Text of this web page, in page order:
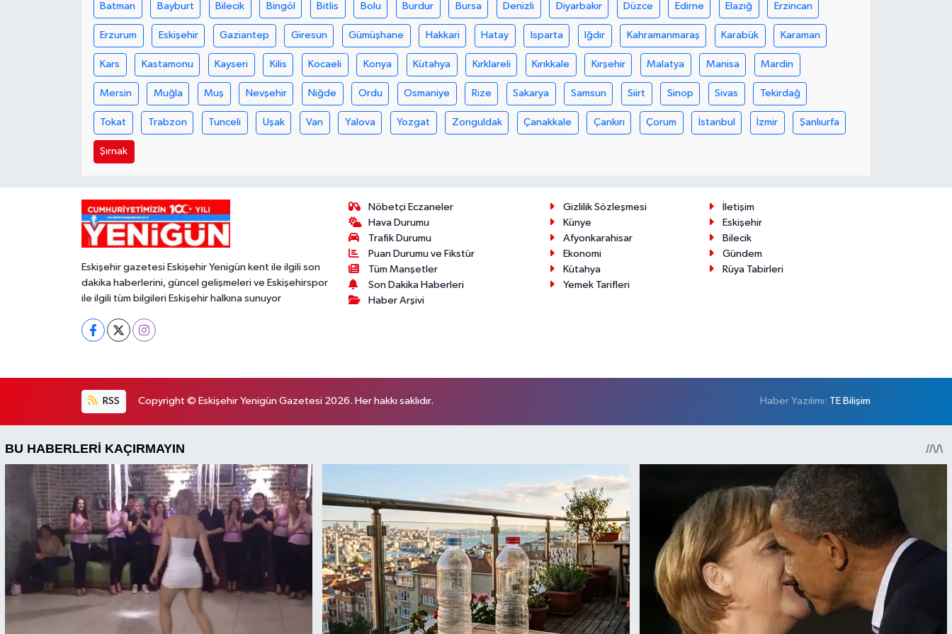
Batman Bayburt Bilecik Bingöl Bitlis Bolu Burdur Bursa Denizli Diyarbakır Düzce Edirne Elazığ Erzincan
Erzurum Eskişehir Gaziantep Giresun Gümüşhane Hakkari Hatay Isparta Iğdır Kahramanmaraş Karabük Karaman
Kars Kastamonu Kayseri Kilis Kocaeli Konya Kütahya Kırklareli Kırıkkale Kırşehir Malatya Manisa Mardin
Mersin Muğla Muş Nevşehir Niğde Ordu Osmaniye Rize Sakarya Samsun Siirt Sinop Sivas Tekirdağ
Tokat Trabzon Tunceli Uşak Van Yalova Yozgat Zonguldak Çanakkale Çankırı Çorum İstanbul İzmir Şanlıurfa
Şırnak
Eskişehir gazetesi Eskişehir Yenigün kent ile ilgili son
dakika haberlerini, güncel gelişmeleri ve Eskişehirspor
ile ilgili tüm bilgileri Eskişehir halkına sunuyor
Nöbetçi Eczaneler
Hava Durumu
Trafik Durumu
Puan Durumu ve Fikstür
Tüm Manşetler
Son Dakika Haberleri
Haber Arşivi
Gizlilik Sözleşmesi
İletişim
Künye
Eskişehir
Afyonkarahisar
Bilecik
Ekonomi
Gündem
Kütahya
Rüya Tabirleri
Yemek Tarifleri
RSS Copyright © Eskişehir Yenigün Gazetesi 2026. Her hakkı saklıdır. Haber Yazılımı: TE Bilişim